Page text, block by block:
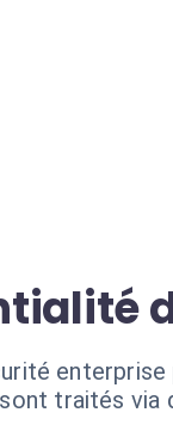
traités via